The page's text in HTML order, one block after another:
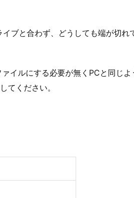
ブと合わず、どうしても端が切れ
イルにする必要が無くPCと同じよ
てください。